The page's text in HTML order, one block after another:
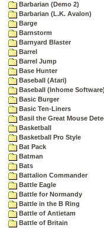
Barbarian (Demo 2)
Barbarian (L.K. Avalon)
Barge
Barnstorm
Barnyard Blaster
Barrel
Barrel Jump
Base Hunter
Baseball (Atari)
Baseball (Inhome
Basic Burger
Basic Ten-Liners
Basil the Great Mouse
Basketball
Basketball Pro Style
Bat Pack
Batman
Bats
Battalion Commander
Battle Eagle
Battle for Normandy
Battle in the B Ring
Battle of Antietam
Battle of Britain